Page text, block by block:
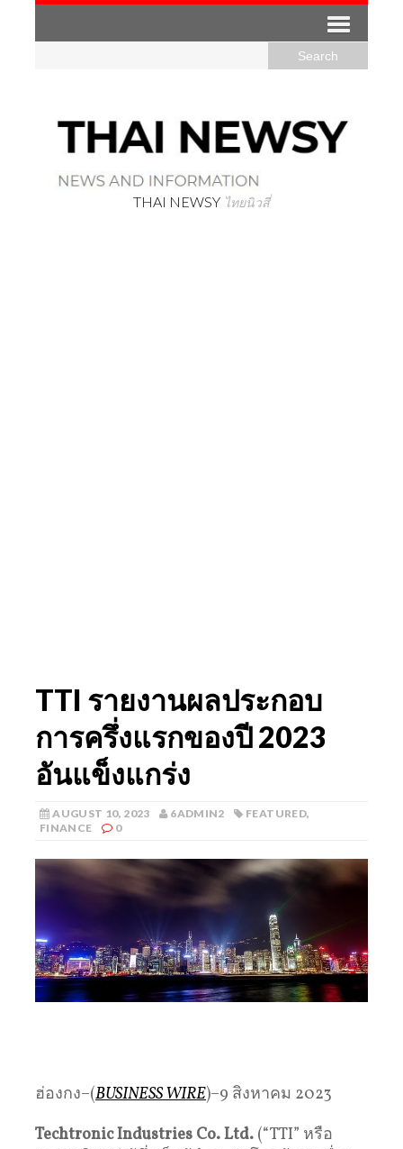
THAI NEWSY ไทยนิวสี่
TTI รายงานผลประกอบ
การครึ่งแรกของปี 2023
อันแข็งแกร่ง
AUGUST 10, 2023 6ADMIN2 FEATURED,
FINANCE
0
ฮ่องกง–(BUSINESS WIRE)–9 สิงหาคม 2023
Techtronic Industries Co. Ltd. (“TTI” หรือ